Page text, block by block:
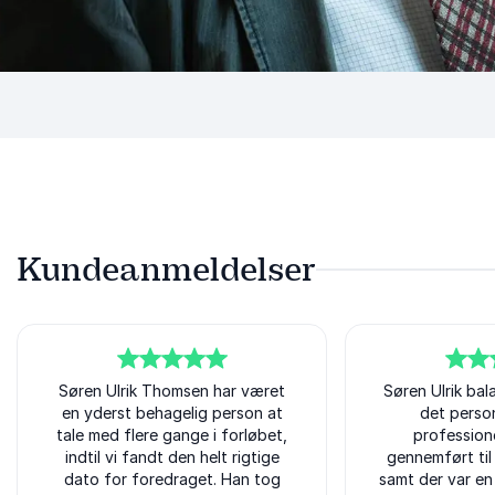
Kundeanmeldelser
5ud af5
Søren Ulrik Thomsen har været
en yderst behagelig person at
tale med flere gange i forløbet,
indtil vi fandt den helt rigtige
dato for foredraget. Han tog
5ud af5
Søren Ulrik
det
gennemført til
samt der var